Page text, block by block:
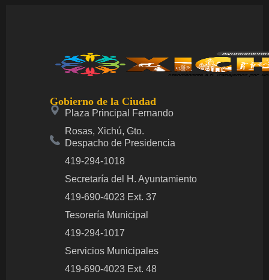
Gobierno de la Ciudad
Plaza Principal Fernando
Rosas, Xichú, Gto.
Despacho de Presidencia
419-294-1018
Secretaría del H. Ayuntamiento
419-690-4023 Ext. 37
Tesorería Municipal
419-294-1017
Servicios Municipales
419-690-4023 Ext. 48